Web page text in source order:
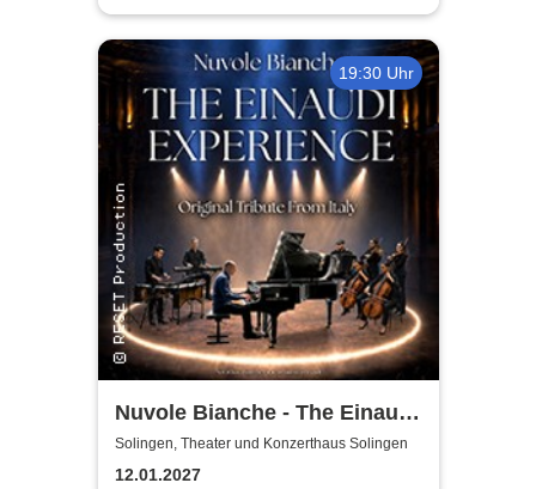
19:30 Uhr
Nuvole Bianche - The Einaudi
Experience - Original Tribute
from Italy
Solingen, Theater und Konzerthaus Solingen
12.01.2027